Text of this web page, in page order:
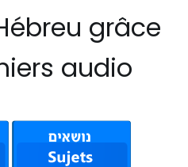
grâce
audio